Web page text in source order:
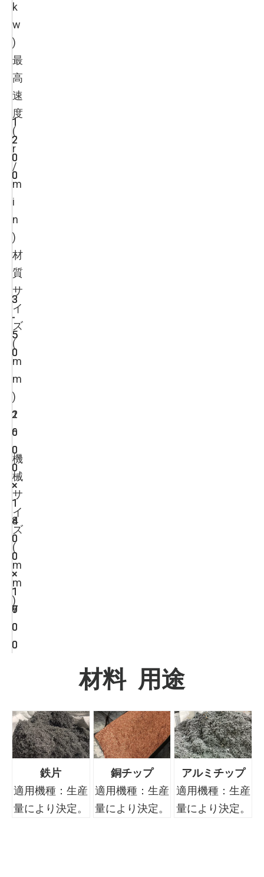
k
w
)
最
高
速
度
(
r
/
m
i
n
)
1
2
0
0
1
2
0
0
1
2
0
0
材
質
サ
イ
ズ
(
m
m
)
3
-
5
0
3
-
5
0
3
-
5
0
機
械
サ
イ
ズ
(
m
m
)
1
6
0
0
×
1
4
0
0
×
1
6
0
0
2
0
0
0
×
1
4
0
0
×
1
7
0
0
2
6
0
0
×
1
8
0
0
×
1
9
0
0
材料 用途
鉄片
適用機種：生産
量により決定。
銅チップ
適用機種：生産
量により決定。
アルミチップ
適用機種：生産
量により決定。